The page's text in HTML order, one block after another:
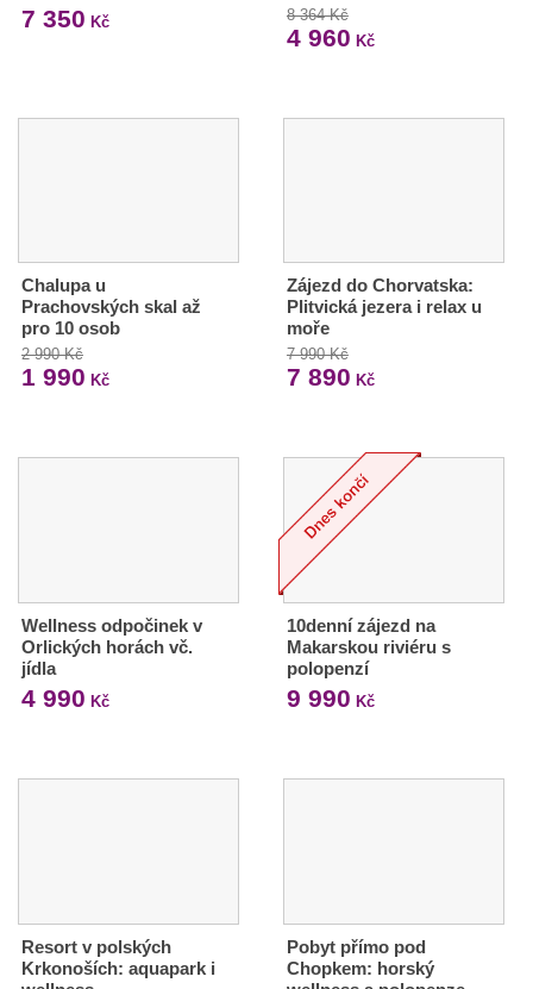
7 350 Kč 8 364 Kč
4 960 Kč
Chalupa u
Prachovských skal až
pro 10 osob
2 990 Kč
1 990 Kč
Zájezd do Chorvatska:
Plitvická jezera i relax u
moře
7 990 Kč
7 890 Kč
Wellness odpočinek v
Orlických horách vč.
jídla
4 990 Kč
10denní zájezd na
Makarskou riviéru s
polopenzí
9 990 Kč
Resort v polských
Krkonoších: aquapark i
Pobyt přímo pod
Chopkem: horský